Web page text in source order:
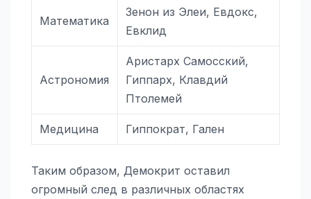
Математика
Зенон из Элеи, Евдокс,
Евклид
Астрономия
Аристарх Самосский,
Гиппарх, Клавдий
Птолемей
Медицина Гиппократ, Гален
Таким образом, Демокрит оставил
огромный след в различных областях